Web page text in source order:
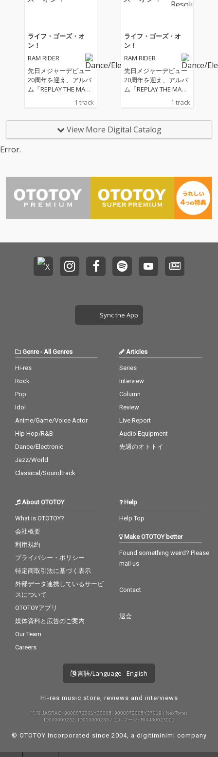
ライフ・ゴーズ・オ
ン！
RAM RIDER
先日メジャーデビュー
20周年を迎え、アルバ
ム「REPLAY THE MAGI
て同名のワンマンライ
DERと、メンバーそれ
ぞれの所属バンドを集
ライブ開催をきっかけ
に初コラボ！「人生は
続く」をテーマにBPM
160のハードコアテク
ントラックをRAM RIDE
Rがプロデュースし、
作詞、作曲をRAM RIDE
ング。アナログシン
セ、サンプラー、ギタ
ーのごった煮サウンド
1 track
ライフ・ゴーズ・オ
ン！
RAM RIDER
先日メジャーデビュー
20周年を迎え、アルバ
ム「REPLAY THE MAGI
て同名のワンマンライ
DERと、メンバーそれ
ぞれの所属バンドを集
のユニットがツーマン
ライブ開催をきっかけ
に初コラボ！「人生は
続く」をテーマにBPM
160のハードコアテク
ントラックをRAM RIDE
Rがプロデュースし、
作詞、作曲をRAM RIDE
ンドやRAM RIDER LIVE
ング。アナログシン
セ、サンプラー、ギタ
ーのごった煮サウンド
1 track
View More Digital Catalog
Error.
Sync the App
Genre- All Genres
Hi-res
Rock
Pop
Idol
Anime/Game/Voice Actor
Hip Hop/R&B
Dance/Electronic
Jazz/World
Classical/Soundtrack
Articles
Series
Interview
Column
Review
Live Report
Audio Equipment
先週のオトトイ
About OTOTOY
What is OTOTOY?
会社概要
利用規約
プライバシー・ポリシー
特定商取引法に基づく表示
外部データ連携しているサービ
スについて
OTOTOYアプリ
媒体資料と広告のご案内
Our Team
Careers
Help
Help Top
Make OTOTOY better
Found something weird? Please
mail us
Contact
退会
言語/Language - English
Hi-res music store, reviews and interviews
許諾 JASRAC: 9008872001Y30005, 9008872005Y37019 / NexTone:
ID000000232, ID000000233 / エルマーク: RIAJ80023001
© OTOTOY Incorporated since 2004, a digitiminimi company